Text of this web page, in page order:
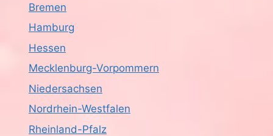
Bremen
Hamburg
Hessen
Mecklenburg-Vorpommern
Niedersachsen
Nordrhein-Westfalen
Rheinland-Pfalz